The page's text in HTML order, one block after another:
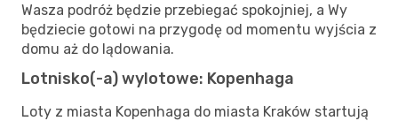
Wasza podróż będzie przebiegać spokojniej, a Wy
będziecie gotowi na przygodę od momentu wyjścia z
domu aż do lądowania.
Lotnisko(-a) wylotowe: Kopenhaga
Loty z miasta Kopenhaga do miasta Kraków startują